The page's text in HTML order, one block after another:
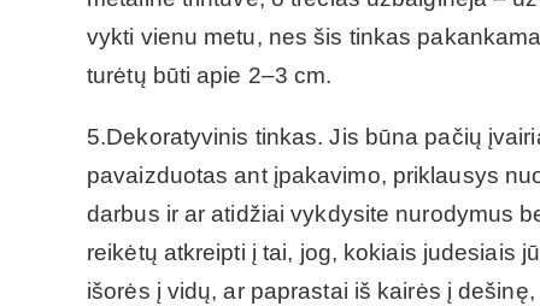
vykti vienu metu, nes šis tinkas
turėtų būti apie 2–3 cm.
5.Dekoratyvinis tinkas. Jis būna pačių
pavaizduotas ant įpakavimo, priklausys
darbus ir ar atidžiai vykdysite nurodymus
reikėtų atkreipti į tai, jog, kokiais judesiais
išorės į vidų, ar paprastai iš kairės į